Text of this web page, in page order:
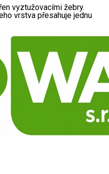
vyztužovacími žebry.
vrstva přesahuje jednu